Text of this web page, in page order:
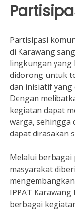
Partisipasi
di Karawang
lingkungan yang
didorong untuk
dan inisiatif yang
Dengan
kegiatan dapat
warga, sehingga
dapat dirasakan
Melalui berbagai
masyarakat
IPPAT
berbagai